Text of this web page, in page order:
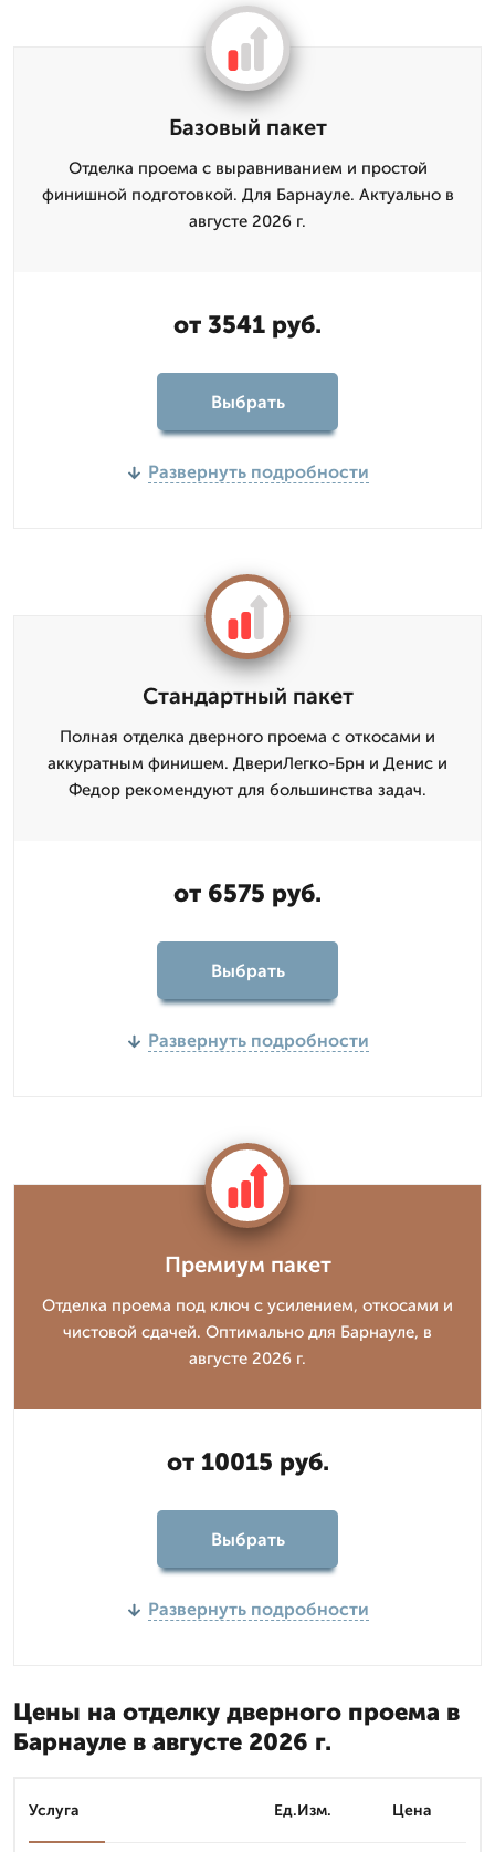
Базовый пакет
Отделка проема с выравниванием и простой
финишной подготовкой. Для Барнауле. Актуально в
августе 2026 г.
от 3541 руб.
Выбрать
Развернуть подробности
Стандартный пакет
Полная отделка дверного проема с откосами и
аккуратным финишем. ДвериЛегко-Брн и Денис и
Федор рекомендуют для большинства задач.
от 6575 руб.
Выбрать
Развернуть подробности
Премиум пакет
Отделка проема под ключ с усилением, откосами и
чистовой сдачей. Оптимально для Барнауле, в
августе 2026 г.
от 10015 руб.
Выбрать
Развернуть подробности
Цены на отделку дверного проема в
Барнауле в августе 2026 г.
Услуга Ед.Изм. Цена